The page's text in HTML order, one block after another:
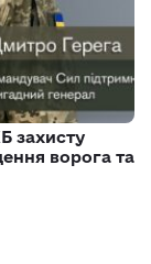
захисту
ворога та